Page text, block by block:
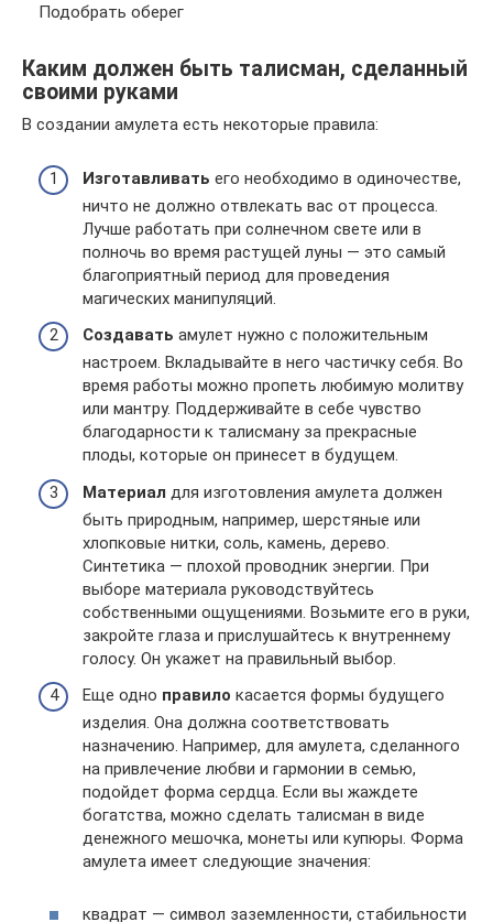
Подобрать оберег
Каким должен быть талисман, сделанный
своими руками
В создании амулета есть некоторые правила:
Изготавливать его необходимо в одиночестве,
ничто не должно отвлекать вас от процесса.
Лучше работать при солнечном свете или в
полночь во время растущей луны — это самый
благоприятный период для проведения
магических манипуляций.
Создавать амулет нужно с положительным
настроем. Вкладывайте в него частичку себя. Во
время работы можно пропеть любимую молитву
или мантру. Поддерживайте в себе чувство
благодарности к талисману за прекрасные
плоды, которые он принесет в будущем.
Материал для изготовления амулета должен
быть природным, например, шерстяные или
хлопковые нитки, соль, камень, дерево.
Синтетика — плохой проводник энергии. При
выборе материала руководствуйтесь
собственными ощущениями. Возьмите его в руки,
закройте глаза и прислушайтесь к внутреннему
голосу. Он укажет на правильный выбор.
Еще одно правило касается формы будущего
изделия. Она должна соответствовать
назначению. Например, для амулета, сделанного
на привлечение любви и гармонии в семью,
подойдет форма сердца. Если вы жаждете
богатства, можно сделать талисман в виде
денежного мешочка, монеты или купюры. Форма
амулета имеет следующие значения:
квадрат — символ заземленности, стабильности